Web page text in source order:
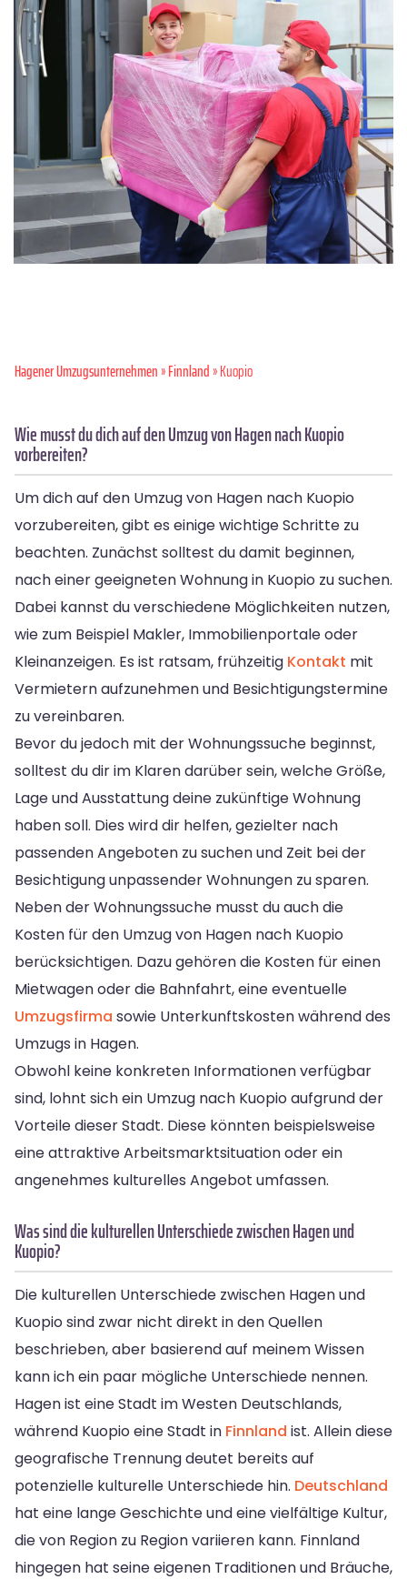
Hagener Umzugsunternehmen»Finnland» Kuopio
Wie musst du dich auf den Umzug von Hagen nach Kuopio
vorbereiten?
Um dich auf den Umzug von Hagen nach Kuopio
vorzubereiten, gibt es einige wichtige Schritte zu
beachten. Zunächst solltest du damit beginnen,
nach einer geeigneten Wohnung in Kuopio zu suchen.
Dabei kannst du verschiedene Möglichkeiten nutzen,
wie zum Beispiel Makler, Immobilienportale oder
Kleinanzeigen. Es ist ratsam, frühzeitig Kontakt mit
Vermietern aufzunehmen und Besichtigungstermine
zu vereinbaren.
Bevor du jedoch mit der Wohnungssuche beginnst,
solltest du dir im Klaren darüber sein, welche Größe,
Lage und Ausstattung deine zukünftige Wohnung
haben soll. Dies wird dir helfen, gezielter nach
passenden Angeboten zu suchen und Zeit bei der
Besichtigung unpassender Wohnungen zu sparen.
Neben der Wohnungssuche musst du auch die
Kosten für den Umzug von Hagen nach Kuopio
berücksichtigen. Dazu gehören die Kosten für einen
Mietwagen oder die Bahnfahrt, eine eventuelle
Umzugsfirma sowie Unterkunftskosten während des
Umzugs in Hagen.
Obwohl keine konkreten Informationen verfügbar
sind, lohnt sich ein Umzug nach Kuopio aufgrund der
Vorteile dieser Stadt. Diese könnten beispielsweise
eine attraktive Arbeitsmarktsituation oder ein
angenehmes kulturelles Angebot umfassen.
Was sind die kulturellen Unterschiede zwischen Hagen und
Kuopio?
Die kulturellen Unterschiede zwischen Hagen und
Kuopio sind zwar nicht direkt in den Quellen
beschrieben, aber basierend auf meinem Wissen
kann ich ein paar mögliche Unterschiede nennen.
Hagen ist eine Stadt im Westen Deutschlands,
während Kuopio eine Stadt in Finnland ist. Allein diese
geografische Trennung deutet bereits auf
potenzielle kulturelle Unterschiede hin. Deutschland
hat eine lange Geschichte und eine vielfältige Kultur,
die von Region zu Region variieren kann. Finnland
hingegen hat seine eigenen Traditionen und Bräuche,